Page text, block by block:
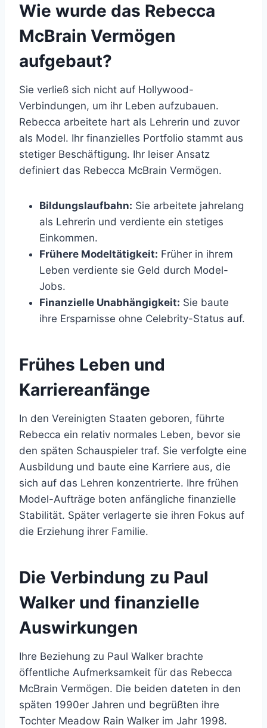
Wie wurde das Rebecca
McBrain Vermögen
aufgebaut?
Sie verließ sich nicht auf Hollywood-
Verbindungen, um ihr Leben aufzubauen.
Rebecca arbeitete hart als Lehrerin und zuvor
als Model. Ihr finanzielles Portfolio stammt aus
stetiger Beschäftigung. Ihr leiser Ansatz
definiert das Rebecca McBrain Vermögen.
Bildungslaufbahn: Sie arbeitete jahrelang
als Lehrerin und verdiente ein stetiges
Einkommen.
Frühere Modeltätigkeit: Früher in ihrem
Leben verdiente sie Geld durch Model-
Jobs.
Finanzielle Unabhängigkeit: Sie baute
ihre Ersparnisse ohne Celebrity-Status auf.
Frühes Leben und
Karriereanfänge
In den Vereinigten Staaten geboren, führte
Rebecca ein relativ normales Leben, bevor sie
den späten Schauspieler traf. Sie verfolgte eine
Ausbildung und baute eine Karriere aus, die
sich auf das Lehren konzentrierte. Ihre frühen
Model-Aufträge boten anfängliche finanzielle
Stabilität. Später verlagerte sie ihren Fokus auf
die Erziehung ihrer Familie.
Die Verbindung zu Paul
Walker und finanzielle
Auswirkungen
Ihre Beziehung zu Paul Walker brachte
öffentliche Aufmerksamkeit für das Rebecca
McBrain Vermögen. Die beiden dateten in den
späten 1990er Jahren und begrüßten ihre
Tochter Meadow Rain Walker im Jahr 1998.